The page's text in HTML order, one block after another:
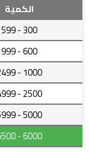
الكمية
300
- 599
600
- 999
1000
- 2499
2500
- 4999
5000
- 5999
6000
- 6500
ملابس
بامكانية
تحريك
مع
أشكال
للقاعدة
quantity